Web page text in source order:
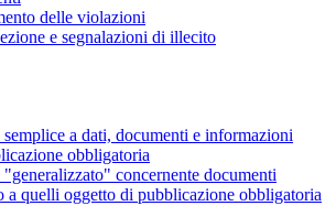
delle violazioni
e segnalazioni di illecito
a dati, documenti e informazioni
obbligatoria
concernente documenti
a quelli oggetto di pubblicazione obbligatoria